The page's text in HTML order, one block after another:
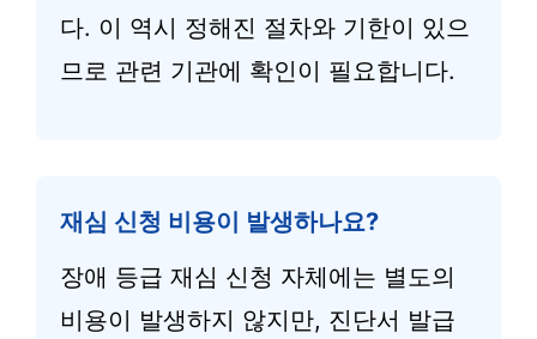
다. 이 역시 정해진 절차와 기한이 있으
므로 관련 기관에 확인이 필요합니다.
재심 신청 비용이 발생하나요?
장애 등급 재심 신청 자체에는 별도의
비용이 발생하지 않지만, 진단서 발급